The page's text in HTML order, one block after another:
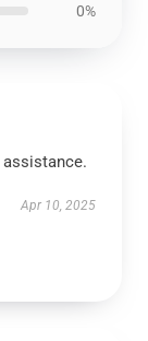
0%
Apr 10, 2025